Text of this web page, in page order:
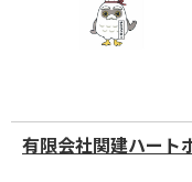
有限会社関建ハート